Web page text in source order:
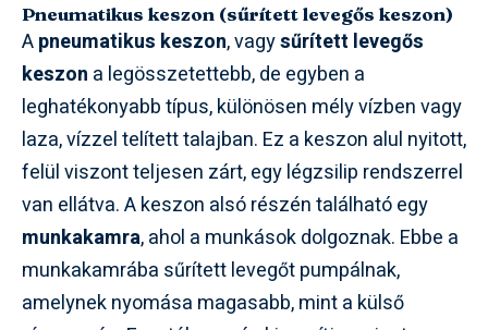
Pneumatikus keszon (sűrített levegős keszon)
Apneumatikus keszon, vagysűrített levegős
keszon a legösszetettebb, de egyben a
leghatékonyabb típus, különösen mély vízben vagy
laza, vízzel telített talajban. Ez a keszon alul nyitott,
felül viszont teljesen zárt, egy légzsilip rendszerrel
van ellátva. A keszon alsó részén található egy
munkakamra, ahol a munkások dolgoznak. Ebbe a
munkakamrába sűrített levegőt pumpálnak,
amelynek nyomása magasabb, mint a külső